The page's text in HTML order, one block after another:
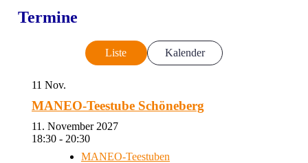
Termine
Liste Kalender
11 Nov.
MANEO-Teestube Schöneberg
11. November 2027
18:30 - 20:30
MANEO-Teestuben